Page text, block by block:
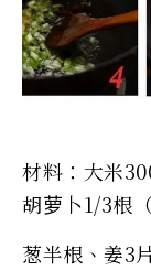
材料：大米
胡萝卜1/3根
葱半根、姜3